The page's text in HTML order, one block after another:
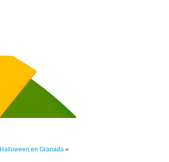
Halloween en Granada »